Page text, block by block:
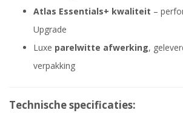
Atlas Essentials+ kwaliteit –
Upgrade
Luxe parelwitte afwerking,
verpakking
Technische specificaties: